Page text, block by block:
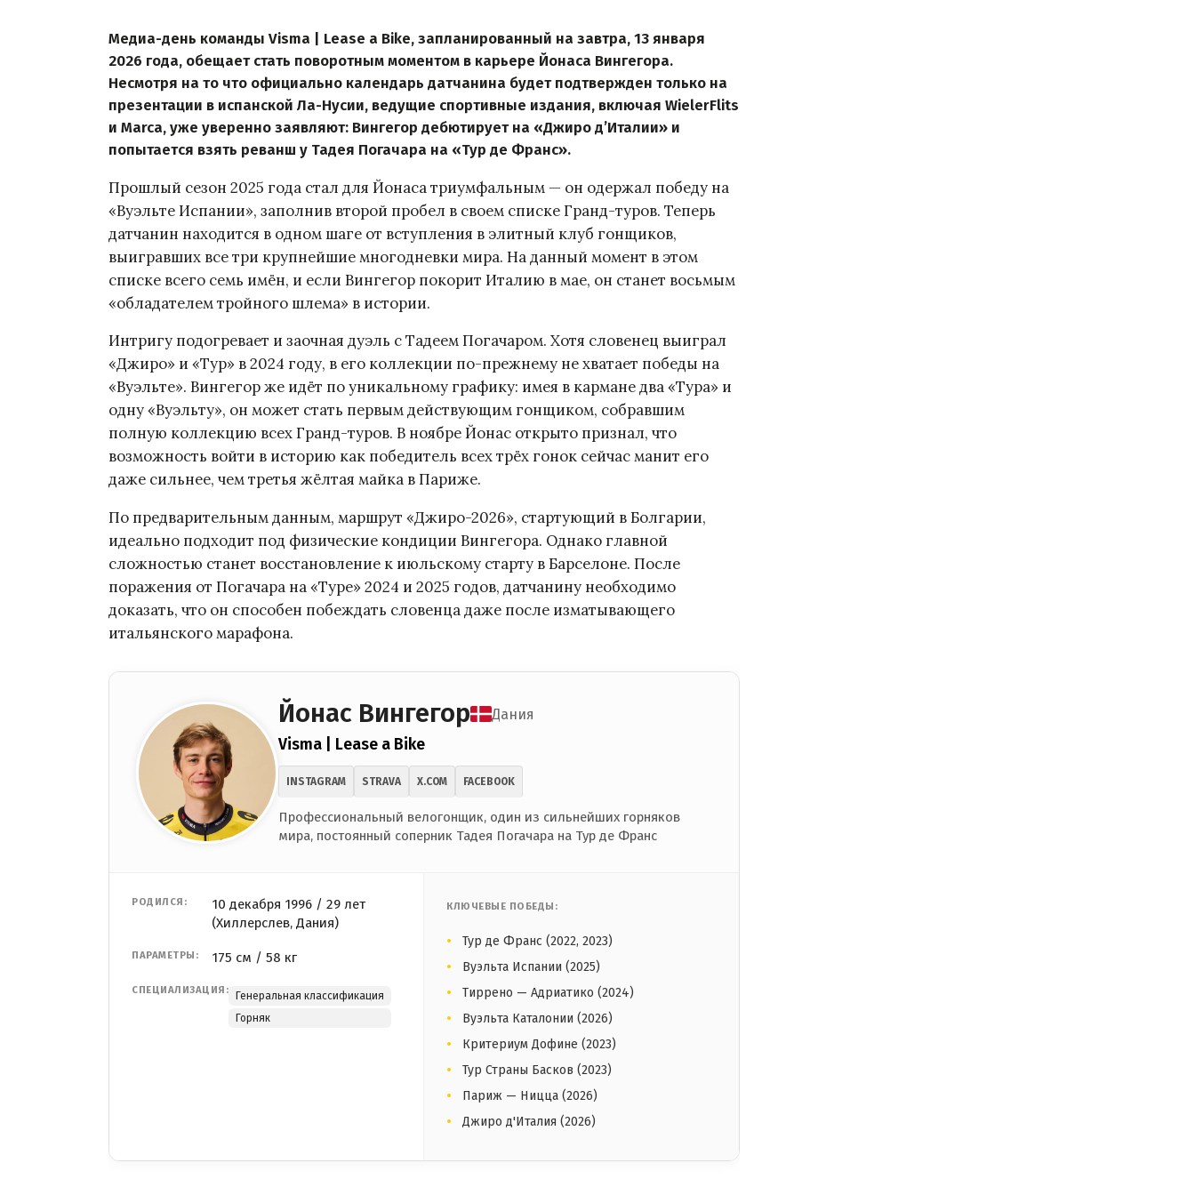
Медиа-день команды Visma | Lease a Bike, запланированный на завтра, 13 января
2026 года, обещает стать поворотным моментом в карьере Йонаса Вингегора.
Несмотря на то что официально календарь датчанина будет подтвержден только на
презентации в испанской Ла-Нусии, ведущие спортивные издания, включая WielerFlits
и Marca, уже уверенно заявляют: Вингегор дебютирует на «Джиро д’Италии» и
попытается взять реванш у Тадея Погачара на «Тур де Франс».
Прошлый сезон 2025 года стал для Йонаса триумфальным — он одержал победу на
«Вуэльте Испании», заполнив второй пробел в своем списке Гранд-туров. Теперь
датчанин находится в одном шаге от вступления в элитный клуб гонщиков,
выигравших все три крупнейшие многодневки мира. На данный момент в этом
списке всего семь имён, и если Вингегор покорит Италию в мае, он станет восьмым
«обладателем тройного шлема» в истории.
Интригу подогревает и заочная дуэль с Тадеем Погачаром. Хотя словенец выиграл
«Джиро» и «Тур» в 2024 году, в его коллекции по-прежнему не хватает победы на
«Вуэльте». Вингегор же идёт по уникальному графику: имея в кармане два «Тура» и
одну «Вуэльту», он может стать первым действующим гонщиком, собравшим
полную коллекцию всех Гранд-туров. В ноябре Йонас открыто признал, что
возможность войти в историю как победитель всех трёх гонок сейчас манит его
даже сильнее, чем третья жёлтая майка в Париже.
По предварительным данным, маршрут «Джиро-2026», стартующий в Болгарии,
идеально подходит под физические кондиции Вингегора. Однако главной
сложностью станет восстановление к июльскому старту в Барселоне. После
поражения от Погачара на «Туре» 2024 и 2025 годов, датчанину необходимо
доказать, что он способен побеждать словенца даже после изматывающего
итальянского марафона.
Йонас Вингегор Дания
Visma | Lease a Bike
INSTAGRAM STRAVA X.COM FACEBOOK
Профессиональный велогонщик, один из сильнейших горняков
мира, постоянный соперник Тадея Погачара на Тур де Франс
РОДИЛСЯ:
10 декабря 1996 / 29 лет
(Хиллерслев, Дания)
ПАРАМЕТРЫ: 175 см / 58 кг
СПЕЦИАЛИЗАЦИЯ:
Генеральная классификация
Горняк
КЛЮЧЕВЫЕ ПОБЕДЫ:
Тур де Франс (2022, 2023)
Вуэльта Испании (2025)
Тиррено — Адриатико (2024)
Вуэльта Каталонии (2026)
Критериум Дофине (2023)
Тур Страны Басков (2023)
Париж — Ницца (2026)
Джиро д'Италия (2026)